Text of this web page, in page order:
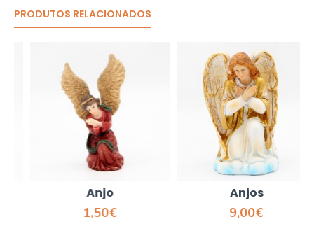
PRODUTOS RELACIONADOS
Anjo
1,50€
Anjos
9,00€